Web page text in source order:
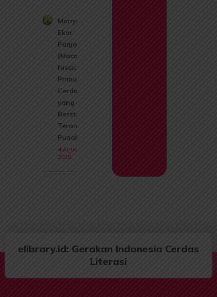
Monyet
Ekor
Panjang
(Macaca
fascicularis):
Primata
Cerdas
yang Kini
Berstatus
Terancam
Punah
4 Agustus
2026
elibrary.id: Gerakan Indonesia Cerdas
Literasi